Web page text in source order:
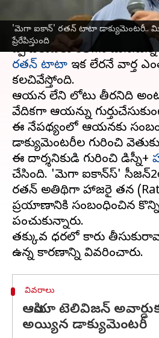
'మెగా ఐకాన్' రతన్ టాటా డాక్యుమెంటరీ..
ప్రేరేపిస్తుంది
ఈ వార్తాకథనం ఏంటి
గొప్ప విలువలు కలిగిన
రతన్ టాటా ఇక లేరనే వార్త
కలచివేస్తోంది.
ఆయన లేని లోటు తీరనిది
వేదికగా ఆయన్ను
ఈ నేపథ్యంలో ఆయనకు
డాక్యుమెంటరీల గురించి
ఈ దార్శనికుడి గురించి డిస్నీ+
చేసింది. 'మెగా ఐకాన్‌స్'
రతన్‌ అతిథిగా హాజరై తన
ప్రయాణానికి సంబంధించిన
పంచుకున్నారు.
తక్కువ ధరలో కారు
వివరాలు
ఆసియా టెలివిజన్‌
అయ్యిన డాక్యుమెంటరీ